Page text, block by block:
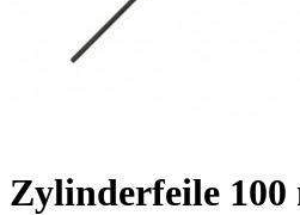
Zylinderfeile